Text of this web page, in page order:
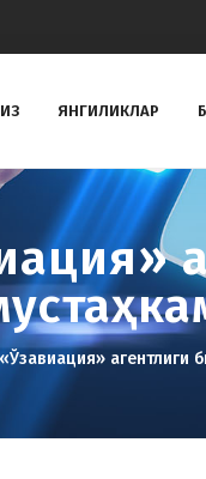
ЯНГИЛИКЛАР
«Ўзавиация» агентлиги